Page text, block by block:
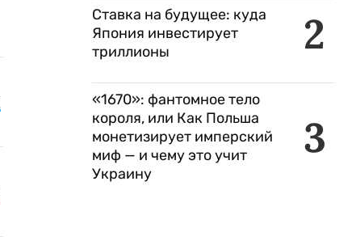
2
Ставка на будущее: куда
Япония инвестирует
триллионы
3
«1670»: фантомное тело
короля, или Как Польша
монетизирует имперский
миф — и чему это учит
Украину